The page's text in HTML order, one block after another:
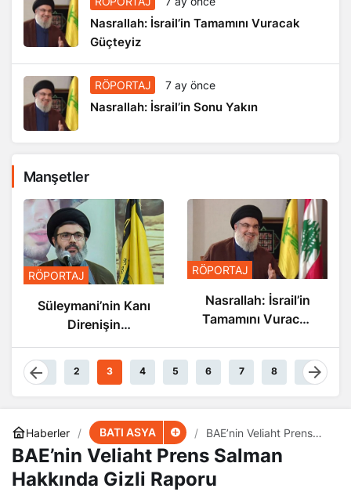
Nasrallah: İsrail’in Tamamını Vuracak
Güçteyiz
RÖPORTAJ 7 ay önce
Nasrallah: İsrail’in Sonu Yakın
Manşetler
RÖPORTAJ
Süleymani’nin Kanı
Direnişin
Damarlarında
Akıyor
RÖPORTAJ
Nasrallah: İsrail’in
Tamamını Vuracak
1 2 3 4 5 6 7 8 9
Haberler BATI ASYA
BAE’nin Veliaht Prens
Salman Hakkında Gizli
Raporu
BAE’nin Veliaht Prens Salman
Hakkında Gizli Raporu